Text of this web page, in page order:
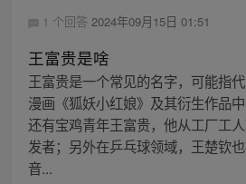
1 个回答 2024年09月15日 01:51
王富贵是啥
王富贵是一个常见的名字，可能指
漫画《狐妖小红娘》及其衍生作品中
还有宝鸡青年王富贵，他从工厂工
发者；另外在乒乓球领域，王楚钦
音...